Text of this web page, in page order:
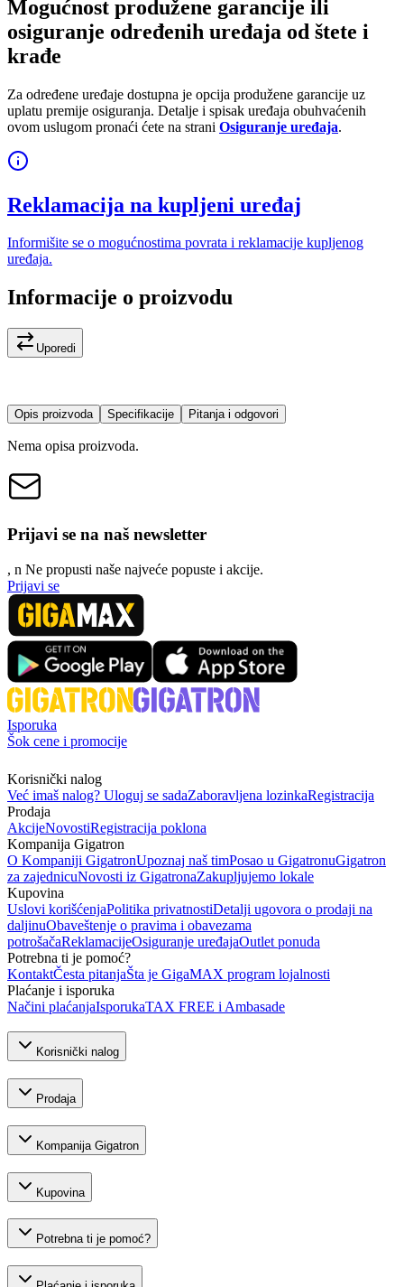
Mogućnost produžene garancije ili
osiguranje određenih uređaja od štete i
krađe
Za određene uređaje dostupna je opcija produžene garancije uz
uplatu premije osiguranja. Detalje i spisak uređaja obuhvaćenih
ovom uslugom pronaći ćete na strani Osiguranje uređaja.
Reklamacija na kupljeni uređaj
Informišite se o mogućnostima povrata i reklamacije kupljenog
uređaja.
Informacije o proizvodu
Uporedi
Opis proizvoda Specifikacije Pitanja i odgovori
Nema opisa proizvoda.
Prijavi se na naš newsletter
, n Ne propusti naše najveće popuste i akcije.
Prijavi se
Isporuka
Šok cene i promocije
Korisnički nalog
Već imaš nalog? Uloguj se sadaZaboravljena lozinkaRegistracija
Prodaja
AkcijeNovostiRegistracija poklona
Kompanija Gigatron
O Kompaniji GigatronUpoznaj naš timPosao u GigatronuGigatron
za zajednicuNovosti iz GigatronaZakupljujemo lokale
Kupovina
Uslovi korišćenjaPolitika privatnostiDetalji ugovora o prodaji na
daljinuObaveštenje o pravima i obavezama
potrošačaReklamacijeOsiguranje uređajaOutlet ponuda
Potrebna ti je pomoć?
KontaktČesta pitanjaŠta je GigaMAX program lojalnosti
Plaćanje i isporuka
Načini plaćanjaIsporukaTAX FREE i Ambasade
Korisnički nalog
Prodaja
Kompanija Gigatron
Kupovina
Potrebna ti je pomoć?